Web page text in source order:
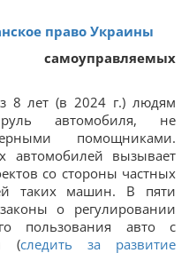
право Украины
самоуправляемых
8 лет (в 2024 г.) людям
автомобиля, не
помощниками.
автомобилей вызывает
со стороны частных
таких машин. В пяти
о регулировании
пользования авто с
(следить за развитие